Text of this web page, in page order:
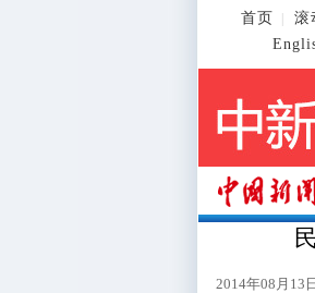
首页 滚
2014年08月